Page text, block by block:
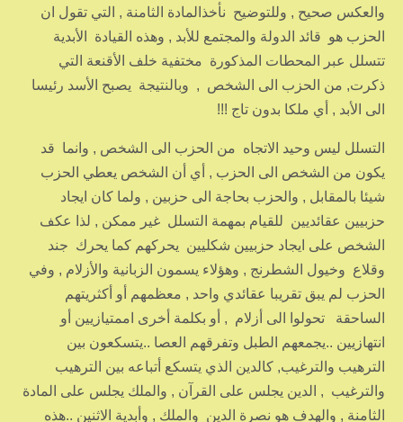
والعكس صحيح , وللتوضيح نأخذالمادة الثامنة , التي تقول ان
الحزب هو قائد الدولة والمجتمع للأبد , وهذه القيادة الأبدية
تتسلل عبر المحطات المذكورة مختفية خلف الأقنعة التي
ذكرت, من الحزب الى الشخص , وبالنتيجة يصبح الأسد رئيسا
الى الأبد , أي ملكا بدون تاج !!!
التسلل ليس وحيد الاتجاه من الحزب الى الشخص , وانما قد
يكون من الشخص الى الحزب , أي أن الشخص يعطي الحزب
شيئا بالمقابل , والحزب بحاجة الى حزبين , ولما كان ايجاد
حزبيين عقائديين للقيام بمهمة التسلل غير ممكن , لذا عكف
الشخص على ايجاد حزبيين شكليين يحركهم كما يحرك جند
وقلاع وخيول الشطرنج , وهؤلاء يسمون الزبانية والأزلام , وفي
الحزب لم يبق تقريبا عقائدي واحد , معظمهم أو أكثريتهم
الساحقة تحولوا الى أزلام , أو بكلمة أخرى اممتيازيين أو
انتهازيين ..يجمعهم الطبل وتفرقهم العصا ..يتسكعون بين
الترهيب والترغيب, كالدين الذي يتسكع أتباعه بين الترهيب
والترغيب , الدين يجلس على القرآن , والملك يجلس على المادة
الثامنة , والهدف هو نصرة الدين والملك , وأبدية الاثنين ..هذه